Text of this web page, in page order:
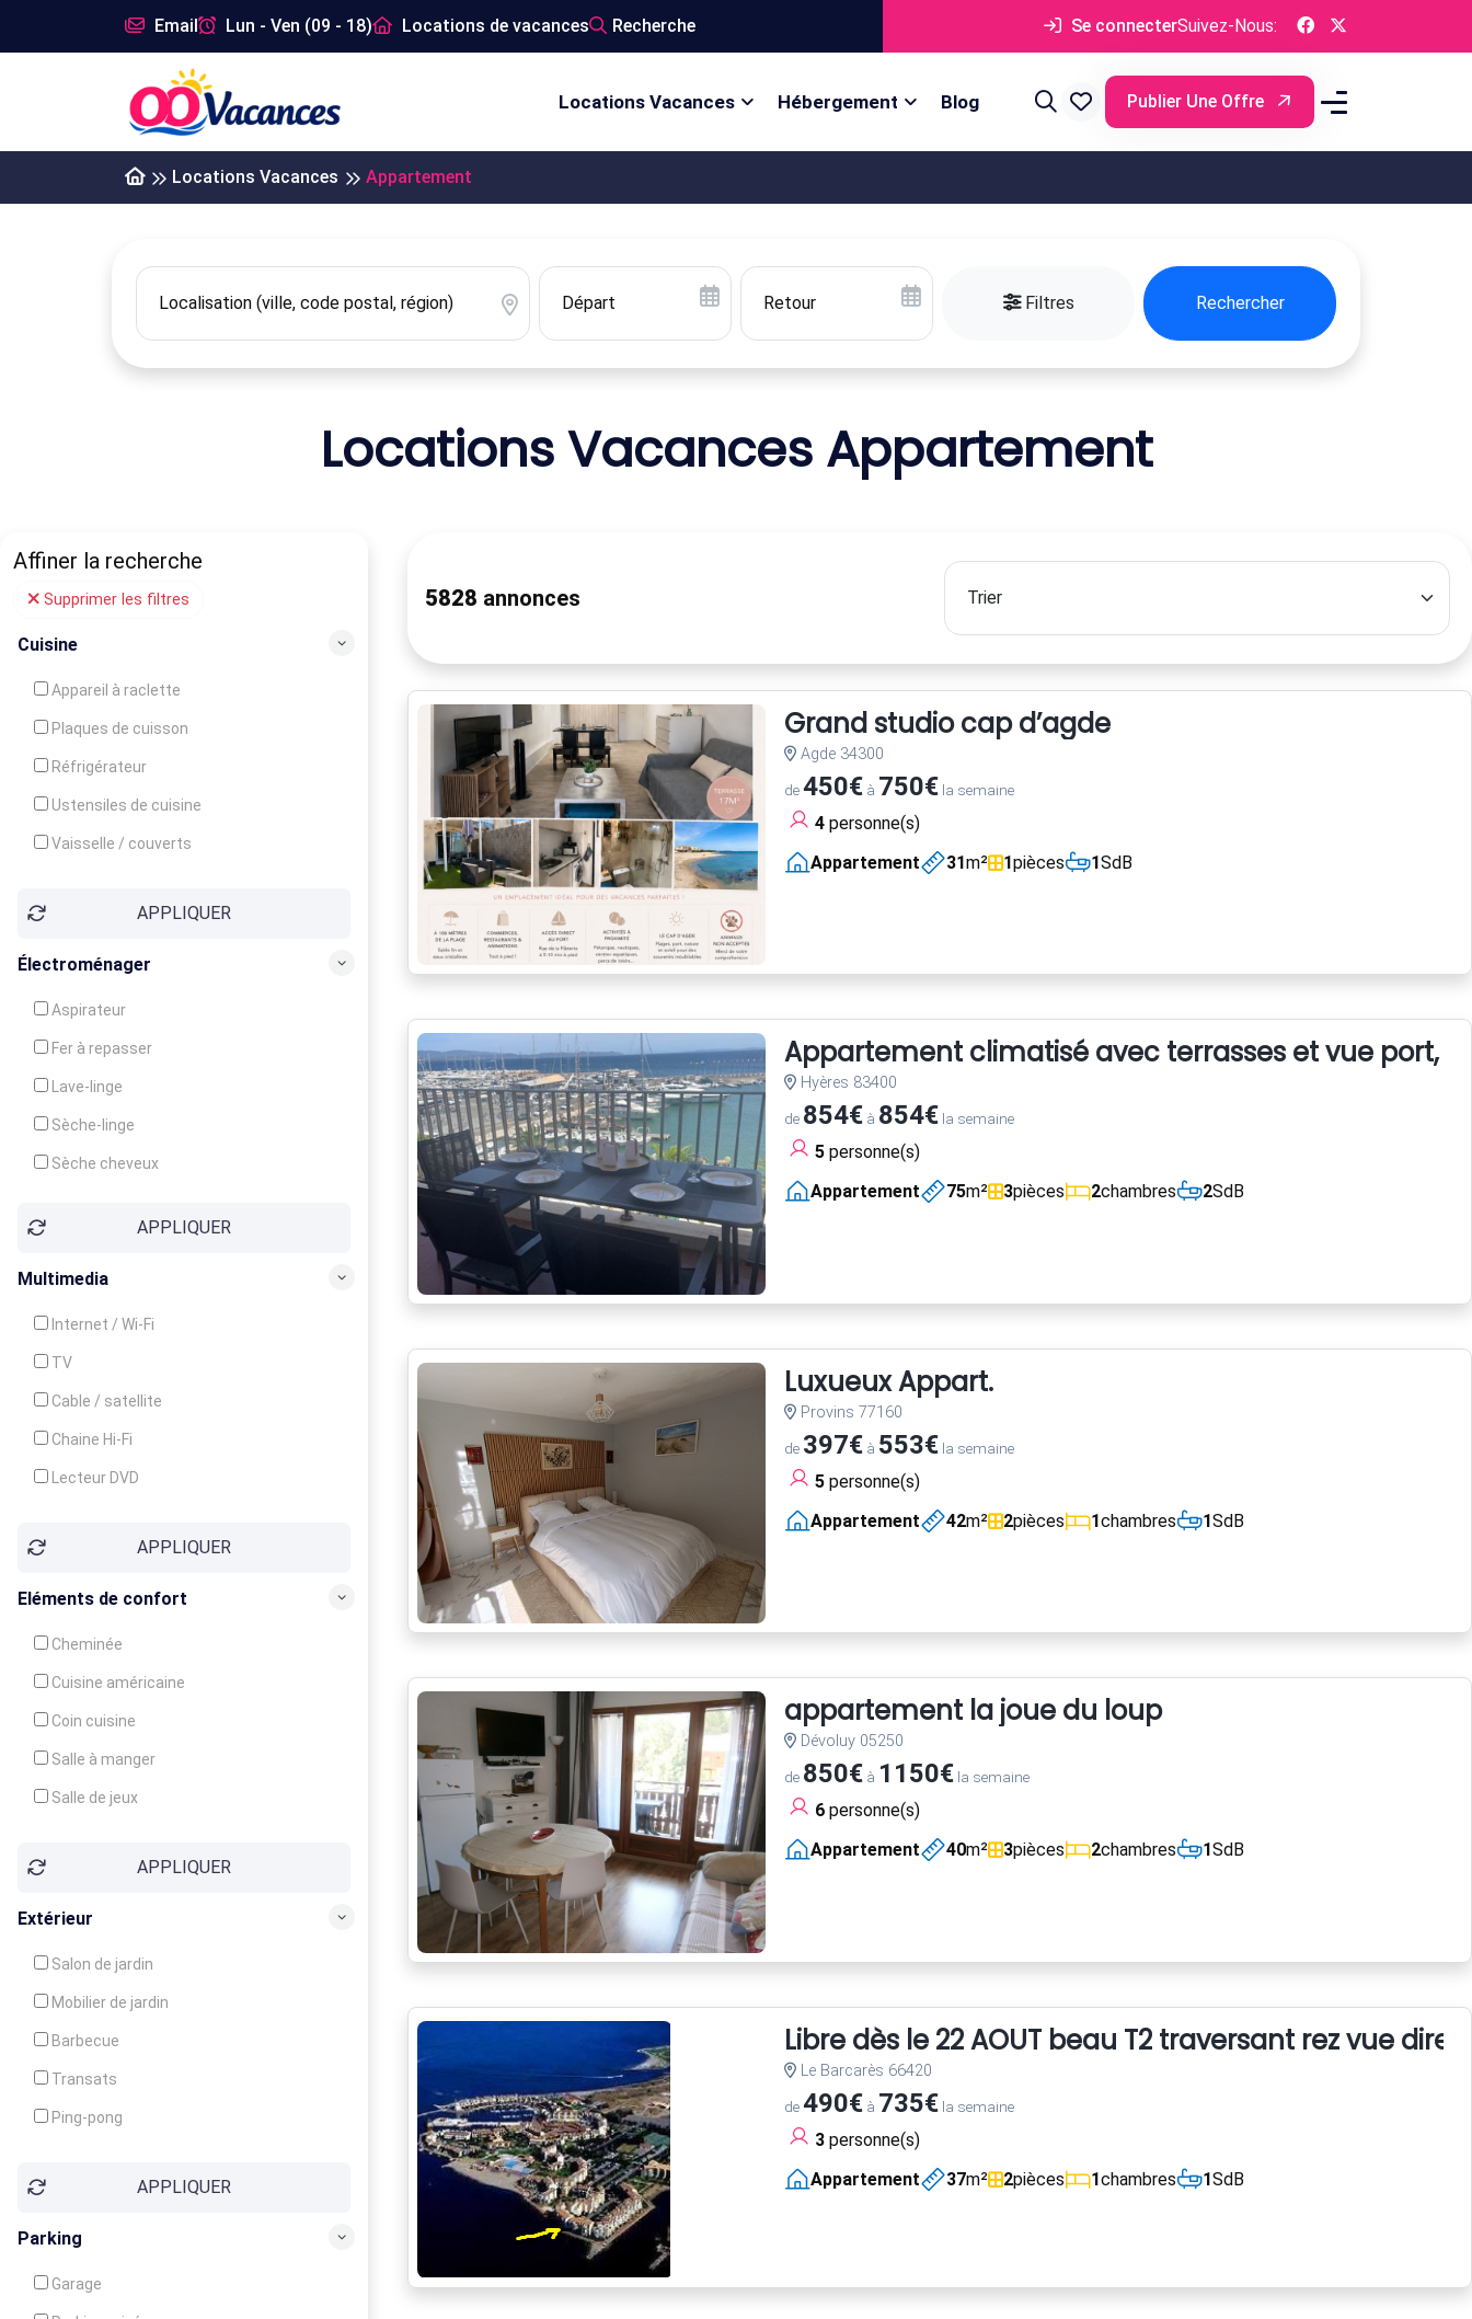
Email Lun - Ven (09 - 18) Locations de vacances Recherche Se connecterSuivez-Nous:
Locations Vacances Hébergement Blog Publier Une Offre
Locations Vacances Appartement
Filtres Rechercher
Locations Vacances Appartement
Affiner la recherche
Supprimer les filtres
Cuisine
Appareil à raclette
Plaques de cuisson
Réfrigérateur
Ustensiles de cuisine
Vaisselle / couverts
Congélateur
APPLIQUER
Électroménager
Aspirateur
Fer à repasser
Lave-linge
Sèche-linge
Sèche cheveux
APPLIQUER
Multimedia
Internet / Wi-Fi
TV
Cable / satellite
Chaine Hi-Fi
Lecteur DVD
APPLIQUER
Eléments de confort
Cheminée
Cuisine américaine
Coin cuisine
Salle à manger
Salle de jeux
Balcon / Terrasse
APPLIQUER
Extérieur
Salon de jardin
Mobilier de jardin
Barbecue
Transats
Ping-pong
Jeux d'enfantsAPPLIQUER
Parking
Garage
5828 annonces
Grand studio cap d’agde
Agde 34300
de450€à 750€la semaine
4personne(s)
Appartement
31m² 1pièces 1SdB
Appartement climatisé avec terrasses et vue port,
Hyères 83400
de 854€à 854€la semaine
5personne(s)
Appartement
75m² 3pièces 2chambres 2SdB
Luxueux Appart.
Provins 77160
de 397€à 553€la semaine
5personne(s)
Appartement
42m² 2pièces 1chambres 1SdB
appartement la joue du loup
Dévoluy 05250
de 850€à 1150€la semaine
6personne(s)
Appartement
40m² 3pièces 2chambres 1SdB
Libre dès le 22 AOUT beau T2 traversant rez vue
Le Barcarès 66420
de490€à 735€la semaine
3personne(s)
Appartement
37m² 2pièces 1chambres 1SdB